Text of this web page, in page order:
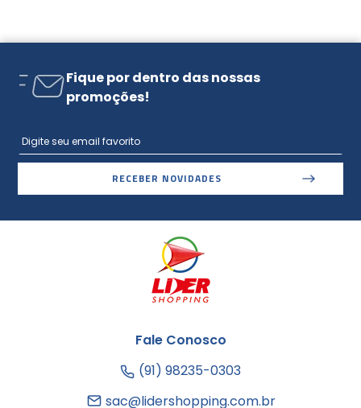
Fique por dentro das nossas
promoções!
RECEBER NOVIDADES
Fale Conosco
(91) 98235-0303
sac@lidershopping.com.br